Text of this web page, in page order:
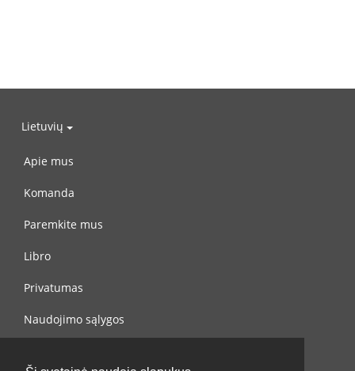
Lietuvių
Apie mus
Komanda
Paremkite mus
Libro
Privatumas
Naudojimo sąlygos